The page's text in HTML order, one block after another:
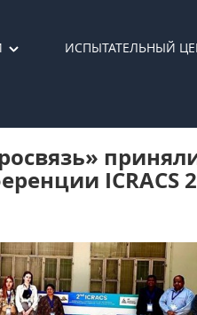
ИСПЫТАТЕЛЬНЫЙ
ICRACS